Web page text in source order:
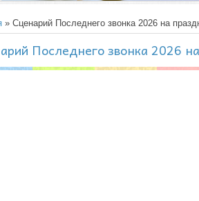
» Сценарий Последнего звонка 2026 на
Последнего звонка 2026